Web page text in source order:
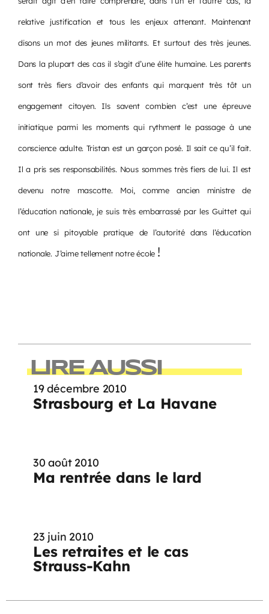
relative justification et tous les enjeux attenant. Maintenant
disons un mot des jeunes militants. Et surtout des très jeunes.
Dans la plupart des cas il s’agit d’une élite humaine. Les parents
sont très fiers d’avoir des enfants qui marquent très tôt un
engagement citoyen. Ils savent combien c’est une épreuve
initiatique parmi les moments qui rythment le passage à une
conscience adulte. Tristan est un garçon posé. Il sait ce qu’il fait.
Il a pris ses responsabilités. Nous sommes très fiers de lui. Il est
devenu notre mascotte. Moi, comme ancien ministre de
l’éducation nationale, je suis très embarrassé par les Guittet qui
ont une si pitoyable pratique de l’autorité dans l’éducation
nationale. J’aime tellement notre école !
LIRE AUSSI
19 décembre 2010
Strasbourg et La Havane
30 août 2010
Ma rentrée dans le lard
23 juin 2010
Les retraites et le cas
Strauss-Kahn